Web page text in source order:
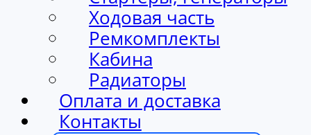
Ходовая часть
Ремкомплекты
Кабина
Радиаторы
Оплата и доставка
Контакты